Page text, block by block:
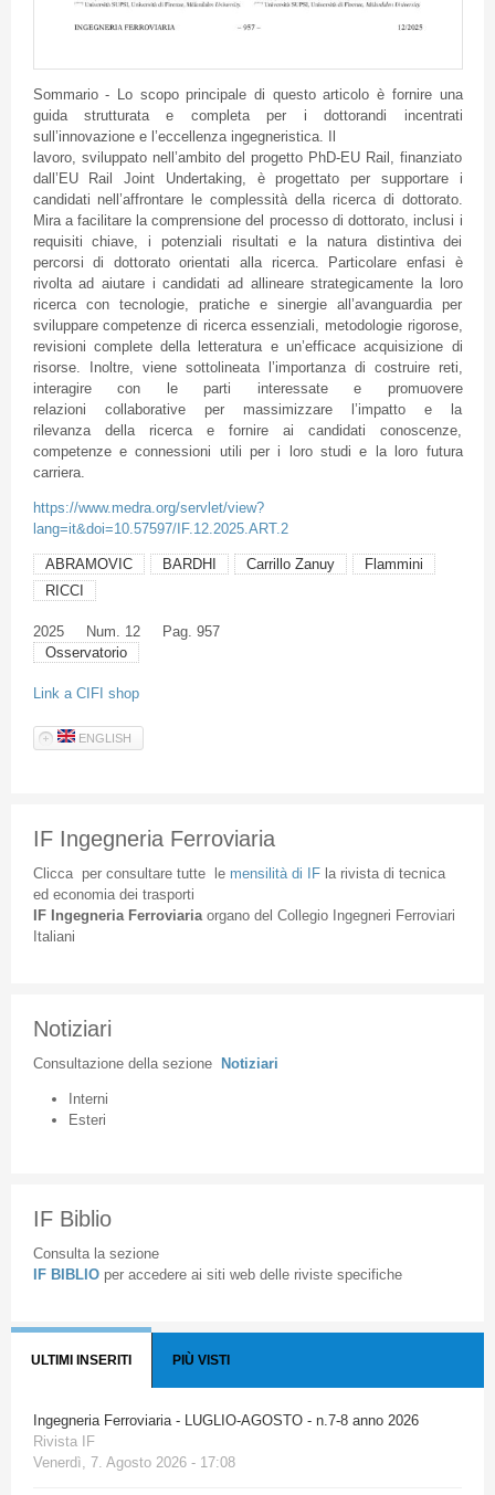
Sommario - Lo scopo principale di questo articolo è fornire una
guida strutturata e completa per i dottorandi incentrati
sull’innovazione e l’eccellenza ingegneristica. Il
lavoro, sviluppato nell’ambito del progetto PhD-EU Rail, finanziato
dall’EU Rail Joint Undertaking, è progettato per supportare i
candidati nell’affrontare le complessità della ricerca di dottorato.
Mira a facilitare la comprensione del processo di dottorato, inclusi i
requisiti chiave, i potenziali risultati e la natura distintiva dei
percorsi di dottorato orientati alla ricerca. Particolare enfasi è
rivolta ad aiutare i candidati ad allineare strategicamente la loro
ricerca con tecnologie, pratiche e sinergie all’avanguardia per
sviluppare competenze di ricerca essenziali, metodologie rigorose,
revisioni complete della letteratura e un’efficace acquisizione di
risorse. Inoltre, viene sottolineata l’importanza di costruire reti,
interagire con le parti interessate e promuovere
relazioni collaborative per massimizzare l’impatto e la
rilevanza della ricerca e fornire ai candidati conoscenze,
competenze e connessioni utili per i loro studi e la loro futura
carriera.
https://www.medra.org/servlet/view?
lang=it&doi=10.57597/IF.12.2025.ART.2
ABRAMOVIC BARDHI Carrillo Zanuy
Flammini
RICCI
2025 Num. 12
Pag. 957
Osservatorio
Link a CIFI shop
ENGLISH
IF Ingegneria Ferroviaria
Cliccaper consultare tuttele mensilità di IFla rivista di tecnica
ed economia dei trasporti
IF Ingegneria Ferroviaria organodel Collegio Ingegneri Ferroviari
Italiani
Notiziari
Consultazione della sezione Notiziari
Interni
Esteri
IF Biblio
Consulta la sezione
IF BIBLIO per accedere ai siti web delle riviste specifiche
ULTIMI INSERITI PIÙ VISTI
Ingegneria Ferroviaria - LUGLIO-AGOSTO - n.7-8 anno 2026
Rivista IF
Venerdì, 7. Agosto 2026 - 17:08